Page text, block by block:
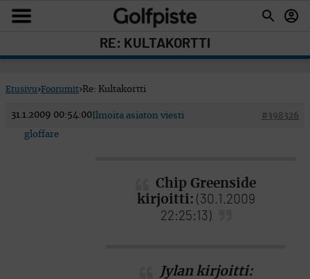
RE: KULTAKORTTI
Etusivu›Foorumit›Re: Kultakortti
31.1.2009 00:54:00 #398326
Ilmoita asiaton viesti
gloffare
Chip Greenside
kirjoitti: (30.1.2009
22:25:13)
Jylan kirjoitti: